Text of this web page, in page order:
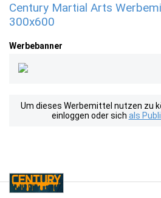
Century Martial Arts
300x600
Werbebanner
Um dieses Werbemittel nutzen zu
einloggen oder sich als